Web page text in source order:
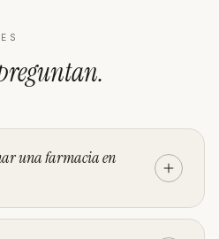
.
una farmacia en